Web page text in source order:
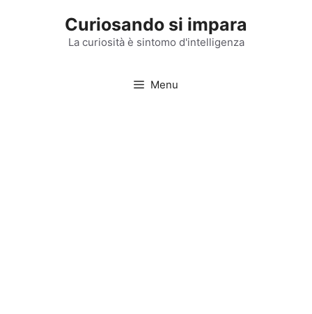
Curiosando si impara
La curiosità è sintomo d'intelligenza
Menu